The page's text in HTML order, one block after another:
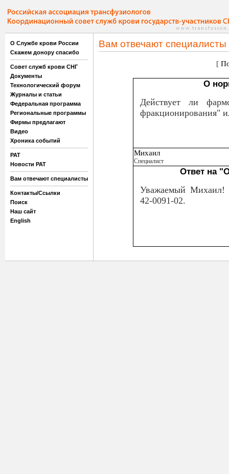
О Службе крови России
Скажем донору спасибо
Совет служб крови СНГ
Документы
Технологический форум
Журналы и статьи
Федеральная программа
Региональные программы
Фирмы предлагают
Видео
Хроника событий
РАТ
Новости РАТ
Вам отвечают специалисты
Контакты/Ссылки
Поиск
Наш сайт
English
Вам отвечают специалисты
[
О
Действует ли
фракционирования"
Михаил
Специалист
Ответ на
Уважаемый Михаил!
42-0091-02.